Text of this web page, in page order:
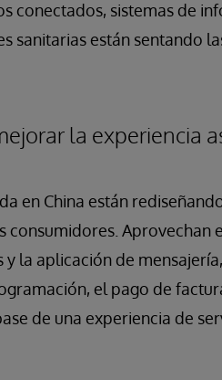
conectados, sistemas de
sanitarias están sentando
la experiencia
en China están
Aprovechan
la aplicación de
el pago de
de una experiencia de